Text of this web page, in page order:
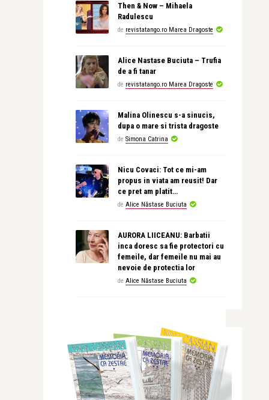
Then & Now – Mihaela
Radulescu
de revistatango.ro Marea Dragoste
Alice Nastase Buciuta – Trufia
de a fi tanar
de revistatango.ro Marea Dragoste
Malina Olinescu s-a sinucis,
dupa o mare si trista dragoste
de Simona Catrina
Nicu Covaci: Tot ce mi-am
propus in viata am reusit! Dar
ce pret am platit…
de Alice Năstase Buciuta
AURORA LIICEANU: Barbatii
inca doresc sa fie protectori cu
femeile, dar femeile nu mai au
nevoie de protectia lor
de Alice Năstase Buciuta